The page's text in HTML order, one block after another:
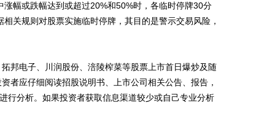
幅或跌幅达到或超过20%和50%时，各临时停牌30分
关规则对股票实施临时停牌，其目的是警示交易风险，
电子、川润股份、涪陵榨菜等股票上市首日爆炒及随
者应仔细阅读招股说明书、上市公司相关公告、报告，
行分析。如果投资者获取信息渠道较少或自己专业分析